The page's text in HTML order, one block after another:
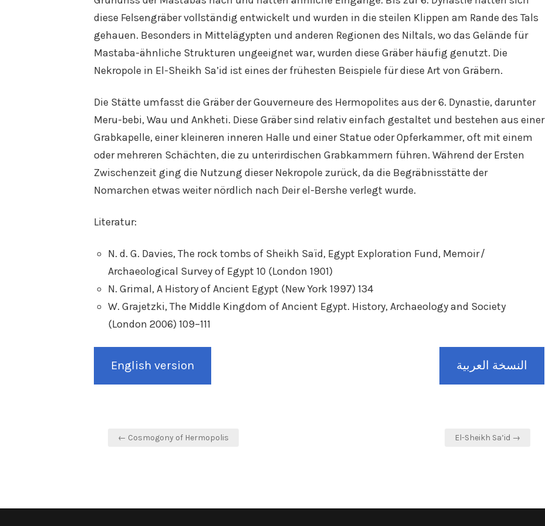
diese Felsengräber vollständig entwickelt und wurden in die steilen Klippen am Rande des Tals
gehauen. Besonders in Mittelägypten und anderen Regionen des Niltals, wo das Gelände für
Mastaba-ähnliche Strukturen ungeeignet war, wurden diese Gräber häufig genutzt. Die
Nekropole in El-Sheikh Sa’id ist eines der frühesten Beispiele für diese Art von Gräbern.
Die Stätte umfasst die Gräber der Gouverneure des Hermopolites aus der 6. Dynastie, darunter
Meru-bebi, Wau und Ankheti. Diese Gräber sind relativ einfach gestaltet und bestehen aus einer
Grabkapelle, einer kleineren inneren Halle und einer Statue oder Opferkammer, oft mit einem
oder mehreren Schächten, die zu unterirdischen Grabkammern führen. Während der Ersten
Zwischenzeit ging die Nutzung dieser Nekropole zurück, da die Begräbnisstätte der
Nomarchen etwas weiter nördlich nach Deir el-Bershe verlegt wurde.
Literatur:
N. d. G. Davies, The rock tombs of Sheikh Saïd, Egypt Exploration Fund, Memoir /
Archaeological Survey of Egypt 10 (London 1901)
N. Grimal, A History of Ancient Egypt (New York 1997) 134
W. Grajetzki, The Middle Kingdom of Ancient Egypt. History, Archaeology and Society
(London 2006) 109–111
English version النسخة العربية
Post
← Cosmogony of Hermopolis El-Sheikh Sa’id →